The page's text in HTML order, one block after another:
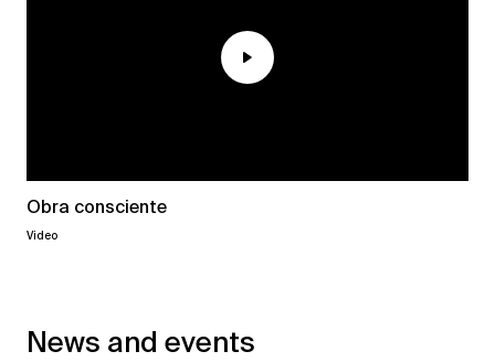
Obra consciente
Video
News and events